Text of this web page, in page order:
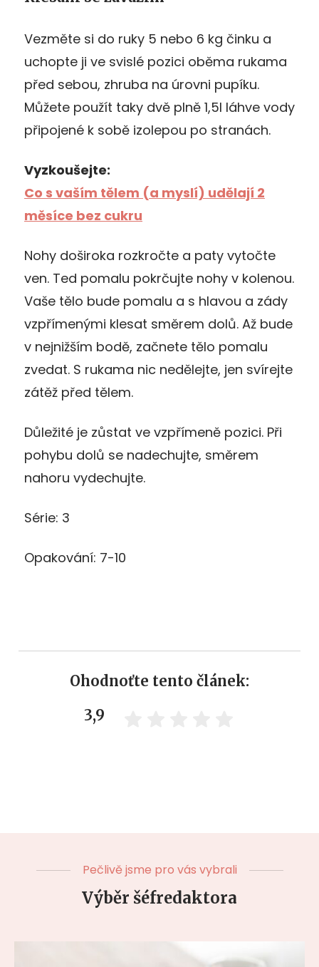
Vezměte si do ruky 5 nebo 6 kg činku a
uchopte ji ve svislé pozici oběma rukama
před sebou, zhruba na úrovni pupíku.
Můžete použít taky dvě plně 1,5l láhve vody
připojené k sobě izolepou po stranách.
Vyzkoušejte:
Co s vaším tělem (a myslí) udělají 2
měsíce bez cukru
Nohy doširoka rozkročte a paty vytočte
ven. Ted pomalu pokrčujte nohy v kolenou.
Vaše tělo bude pomalu a s hlavou a zády
vzpřímenými klesat směrem dolů. Až bude
v nejnižším bodě, začnete tělo pomalu
zvedat. S rukama nic nedělejte, jen svírejte
zátěž před tělem.
Důležité je zůstat ve vzpřímeně pozici. Při
pohybu dolů se nadechujte, směrem
nahoru vydechujte.
Série: 3
Opakování: 7-10
Ohodnoťte tento článek:
3,9
Pečlivě jsme pro vás vybrali
Výběr šéfredaktora